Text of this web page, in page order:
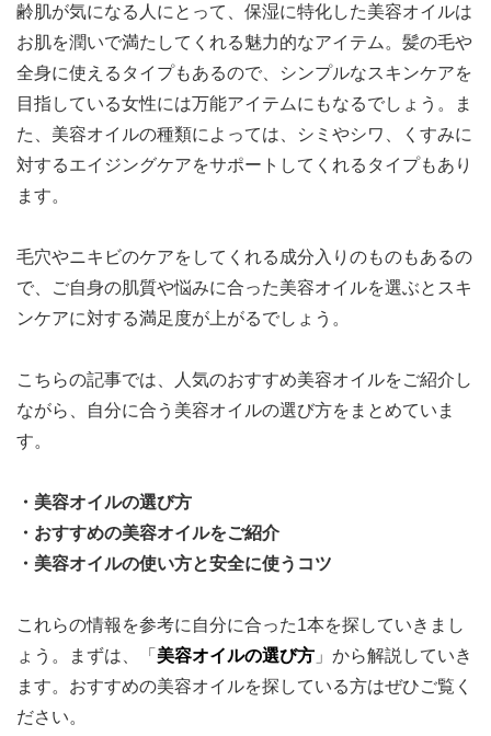
齢肌が気になる人にとって、保湿に特化した美容オイルは
お肌を潤いで満たしてくれる魅力的なアイテム。髪の毛や
全身に使えるタイプもあるので、シンプルなスキンケアを
目指している女性には万能アイテムにもなるでしょう。ま
た、美容オイルの種類によっては、シミやシワ、くすみに
対するエイジングケアをサポートしてくれるタイプもあり
ます。
毛穴やニキビのケアをしてくれる成分入りのものもあるの
で、ご自身の肌質や悩みに合った美容オイルを選ぶとスキ
ンケアに対する満足度が上がるでしょう。
こちらの記事では、人気のおすすめ美容オイルをご紹介し
ながら、自分に合う美容オイルの選び方をまとめていま
す。
・美容オイルの選び方
・おすすめの美容オイルをご紹介
・美容オイルの使い方と安全に使うコツ
これらの情報を参考に自分に合った1本を探していきまし
ょう。まずは、「 美容オイルの選び方 」から解説していき
ます。おすすめの美容オイルを探している方はぜひご覧く
ださい。